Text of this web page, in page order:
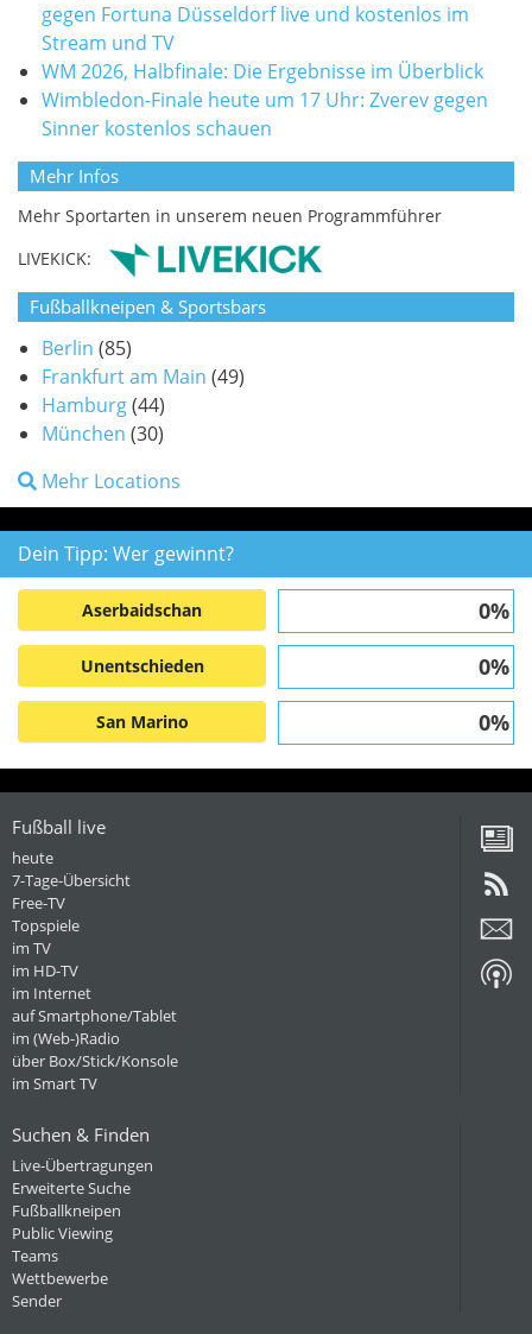
gegen Fortuna Düsseldorf live und kostenlos im
Stream und TV
WM 2026, Halbfinale: Die Ergebnisse im Überblick
Wimbledon-Finale heute um 17 Uhr: Zverev gegen
Sinner kostenlos schauen
Mehr Infos
Mehr Sportarten in unserem neuen Programmführer
LIVEKICK:
Fußballkneipen & Sportsbars
Berlin (85)
Frankfurt am Main (49)
Hamburg(44)
München (30)
Mehr Locations
Dein Tipp: Wer gewinnt?
Aserbaidschan 0%
Unentschieden 0%
San Marino 0%
Fußball live
heute
7-Tage-Übersicht
Free-TV
Topspiele
im TV
im HD-TV
im Internet
auf Smartphone/Tablet
im (Web-)Radio
über Box/Stick/Konsole
im Smart TV
Suchen & Finden
Live-Übertragungen
Erweiterte Suche
Fußballkneipen
Public Viewing
Teams
Wettbewerbe
Sender